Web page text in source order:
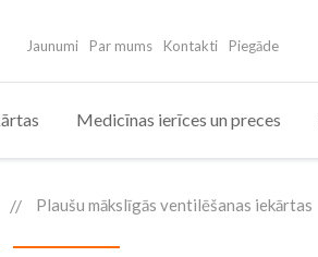
Jaunumi Par mums Kontakti Piegāde
Medicīnas ierīces un preces
Plaušu mākslīgās ventilēšanas iekārtas